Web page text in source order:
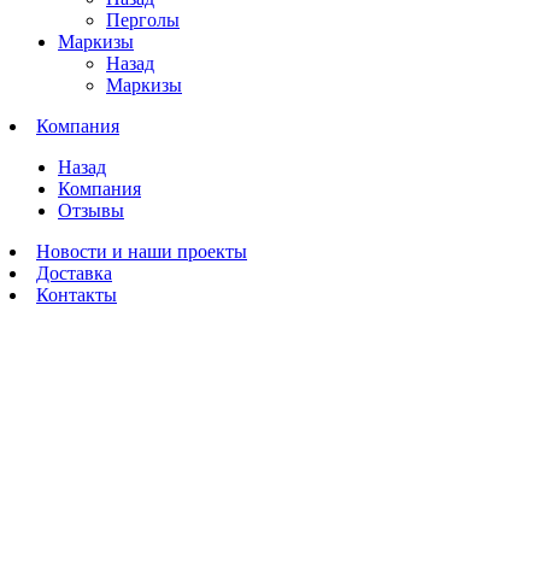
Перголы
Маркизы
Назад
Маркизы
Компания
Назад
Компания
Отзывы
Новости и наши проекты
Доставка
Контакты